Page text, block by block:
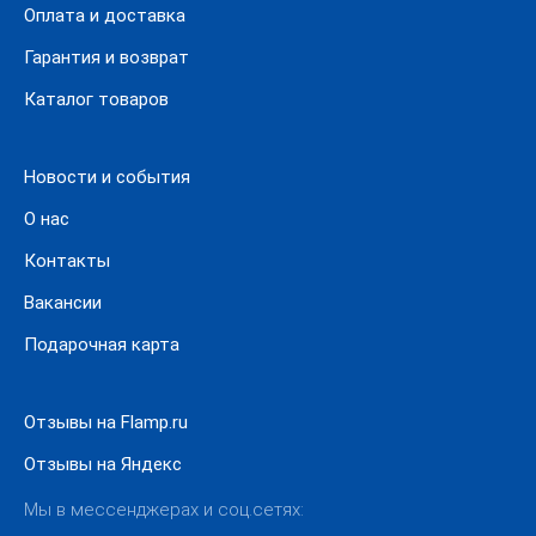
Оформите заказ на нашем сайте, добавив нужный товар
в корзину. Для получения консультации по вопросам
телефону.
Оплата и доставка
Гарантия и возврат
Каталог товаров
Новости и события
О нас
Контакты
Вакансии
Подарочная карта
Отзывы на Flamp.ru
Отзывы на Яндекс
Мы в мессенджерах и соц.сетях: